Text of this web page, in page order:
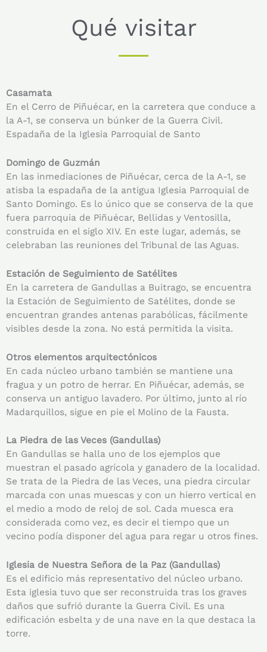
Qué visitar
Casamata
En el Cerro de Piñuécar, en la carretera que conduce a
la A-1, se conserva un búnker de la Guerra Civil.
Espadaña de la Iglesia Parroquial de Santo
Domingo de Guzmán
En las inmediaciones de Piñuécar, cerca de la A-1, se
atisba la espadaña de la antigua Iglesia Parroquial de
Santo Domingo. Es lo único que se conserva de la que
fuera parroquia de Piñuécar, Bellidas y Ventosilla,
construida en el siglo XIV. En este lugar, además, se
celebraban las reuniones del Tribunal de las Aguas.
Estación de Seguimiento de Satélites
En la carretera de Gandullas a Buitrago, se encuentra
la Estación de Seguimiento de Satélites, donde se
encuentran grandes antenas parabólicas, fácilmente
visibles desde la zona. No está permitida la visita.
Otros elementos arquitectónicos
En cada núcleo urbano también se mantiene una
fragua y un potro de herrar. En Piñuécar, además, se
conserva un antiguo lavadero. Por último, junto al río
Madarquillos, sigue en pie el Molino de la Fausta.
La Piedra de las Veces (Gandullas)
En Gandullas se halla uno de los ejemplos que
muestran el pasado agrícola y ganadero de la localidad.
Se trata de la Piedra de las Veces, una piedra circular
marcada con unas muescas y con un hierro vertical en
el medio a modo de reloj de sol. Cada muesca era
considerada como vez, es decir el tiempo que un
vecino podía disponer del agua para regar u otros fines.
Iglesia de Nuestra Señora de la Paz (Gandullas)
Es el edificio más representativo del núcleo urbano.
Esta iglesia tuvo que ser reconstruida tras los graves
daños que sufrió durante la Guerra Civil. Es una
edificación esbelta y de una nave en la que destaca la
torre.